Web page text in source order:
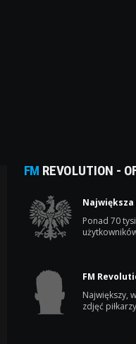
FM REVOLUTION -
Największa
Ponad 70
FM
Największy,
zdjęć